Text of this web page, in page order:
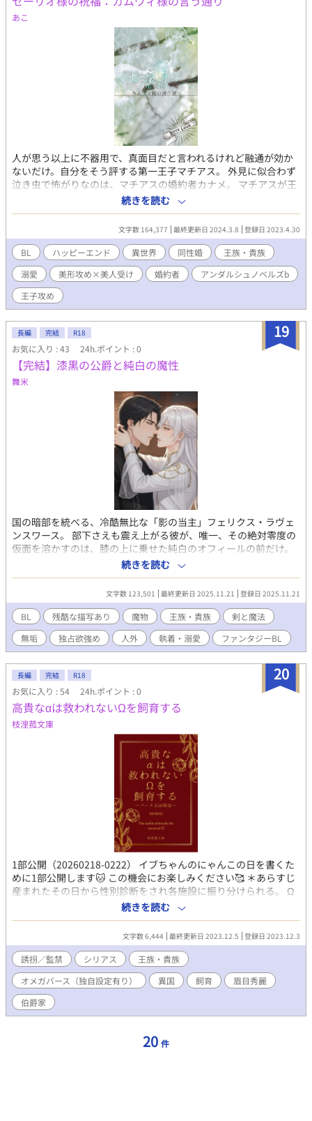
あこ
人が思う以上に不器用で、真面目だと言われるけれど融通が効か
ないだけ。自分をそう評する第一王子マチアス。 外見に似合わず
泣き虫で怖がりなのは、マチアスの婚約者カナメ。 マチアスが王
太子にならないと決まったからこそ結ばれた婚約だったのだが、
ある日事態は急転する。 ✔︎ 美形第一王子×美人幼馴染 ✔︎ 真面目で
自分にも他人にも厳しい王子様（を目指して書いてます） ✔︎ 外見
に似合わない泣き虫怖がり、中身は平凡な受け ✔︎ 美丈夫が服着て
歩けばこんな人の第一王子様は、婚約者を（仮にそう見えなくて
も）大変愛しています。 ✔︎ 美人でちょっと無口なクールビューテ
ィ（に擬態している）婚約者は、心許す人の前では怖がりの虫と
泣き虫が爆発する時があります。 🔺ATTENTION🔺 この話は『セ
ーリオ様の祝福』では王太子にならない第一王子マチアスが『王
す。 キャラクターの設定などは全て『セーリオ様の祝福』そのま
まで変わりありませんが、『セーリオ様の祝福』に比べればシリ
アスなお話です。 【 一部番外編の掲載先について 】 『セーリオ
様の祝福』と『セーリオ様の祝福：カムヴィ様の言う通り』共通
の番外編は『セーリオ様の祝福』コンテンツ内にあります。 【 感
想欄のネタバレフィルターについて 】 『1話〜3話目』までの感想
は基本的に設定は致しません。 それ以降の話に関する感想につき
ましては、どのようなコメントであってもネタバレフィルターを
かけさせていただく予定です。 ただ物語に触れない形の感想（誤
字のご連絡など）についてはこの限りではありません。
続きを読む
文字数 164,377 最終更新日 2024.3.8 登録日 2023.4.30
BL ハッピーエンド 異世界 同性婚
王族・貴族
溺愛
美形攻め×美人受け 婚約者
アンダルシュノベルズb
王子攻め
19
長編 完結 R18
お気に入り : 43 24h.ポイント : 0
【完結】漆黒の公爵と純白の魔性
舞米
国の暗部を統べる、冷酷無比な「影の当主」フェリクス・ラヴェ
ンスワース。 部下さえも震え上がる彼が、唯一、その絶対零度の
仮面を溶かすのは、膝の上に乗せた純白のオフィールの前だけ。
唯一溺愛する純白の愛人オフィールには、「秘密」があった。そ
の正体は、フェリクスだけが知る「白蛇の魔物」。 「お前は、俺
の『至宝』だ」 惜しみない愛と、重すぎる独占欲で、オフィール
を溺愛し、完璧な「鳥かご」で守るフェリクス。 その冷酷な「権
力」は、ただ一人、純白のオフィールを、誰の目にも触れさせぬ
よう「独占」するためだけに使われる。 「その肌に、俺以外の
『熱』を、与えるな」 夜ごと寝室で繰り返される、官能の儀式。
主人の重すぎる独占欲を、オフィールは、最高の「快楽」として
受け入れ、その白い肌を、愛らしい声で喘がせながら、甘く、蕩
けていく。 ＿＿＿＿＿＿＿＿＿＿＿ ⚠︎人外受け
続きを読む
文字数 123,501 最終更新日 2025.11.21 登録日 2025.11.21
BL 残酷な描写あり 魔物 王族・貴族
剣と魔法
無垢
独占欲強め 人外 執着・溺愛 ファンタジーBL
20
長編 完結 R18
お気に入り : 54 24h.ポイント : 0
高貴なαは救われないΩを飼育する
枝浬菰文庫
1部公開（20260218-0222） イブちゃんのにゃんこの日を書くた
めに1部公開します🐱 この機会にお楽しみください🥰 ＊あらすじ
産まれたその日から性別診断をされ各施設に振り分けられる。 Ω
の中でも男Ωは多く奴隷として扱われる。 βやαは特別な施設に預
けられ教育を受ける。 特にβの役職は広く 騎士・医者・警備・料
理人・獣医……etc と教育の入り口は広くある。 αは高貴なαとし
て貴族の屋敷に送られる。 得意分野を活かし生活する。 続きは本
編にて…→ -------------*-----------------------*-----------------------------
*--------------------*---------- 2/20 まで続きはDLsiteにてお楽しみ
ください。 好きかも、続きが気になるかもと思ったら【お気に入
り】一票をお願いします。 ※性描写多く含みます。 ※文章の無断
転載禁止。 ※オメガバース物語
続きを読む
文字数 6,444 最終更新日 2023.12.5 登録日 2023.12.3
誘拐／監禁 シリアス
王族・貴族
オメガバース（独自設定有り）
異国 飼育
眉目秀麗
伯爵家
20 件